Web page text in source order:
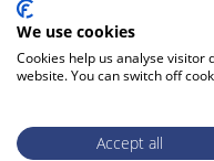
UMWELTSCHUTZ •
HAFTUNG •
We use cookies
Cookies help us analyse
website. You can switch off
Accept all